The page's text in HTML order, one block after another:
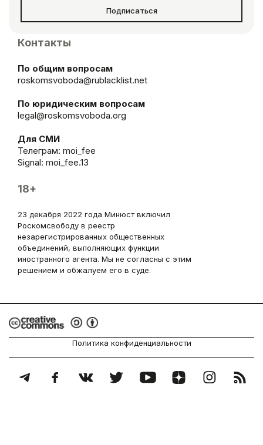
Подписаться
Контакты
По общим вопросам
roskomsvoboda@rublacklist.net
По юридическим вопросам
legal@roskomsvoboda.org
Для СМИ
Телеграм: moi_fee
Signal: moi_fee.13
18+
23 декабря 2022 года Минюст включил
Роскомсвободу в реестр
незарегистрированных общественных
объединений, выполняющих функции
иностранного агента. Мы не согласны с этим
решением и обжалуем его в суде.
Политика конфиденциальности